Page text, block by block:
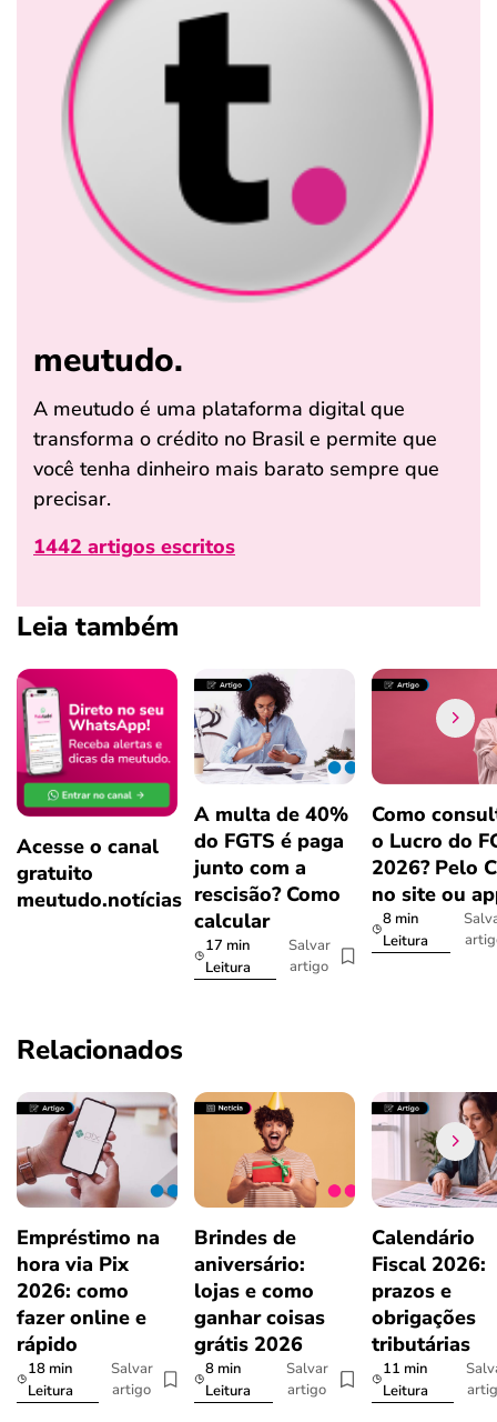
meutudo.
A meutudo é uma plataforma digital que
transforma o crédito no Brasil e permite que
você tenha dinheiro mais barato sempre que
precisar.
1442 artigos escritos
Leia também
Acesse o canal
gratuito
meutudo.notícias
A multa de 40%
do FGTS é paga
junto com a
rescisão? Como
calcular
17 min
Leitura
Salvar
artigo
Como
o Lucro do
2026? Pelo
no site ou
8 min
Leitura
Relacionados
Empréstimo na
hora via Pix
2026: como
fazer online e
rápido
18 min
Leitura
Salvar
artigo
Brindes de
aniversário:
lojas e como
ganhar coisas
grátis 2026
8 min
Leitura
Salvar
artigo
Calendário
Fiscal 2026:
prazos e
obrigações
tributárias
11 min
Leitura